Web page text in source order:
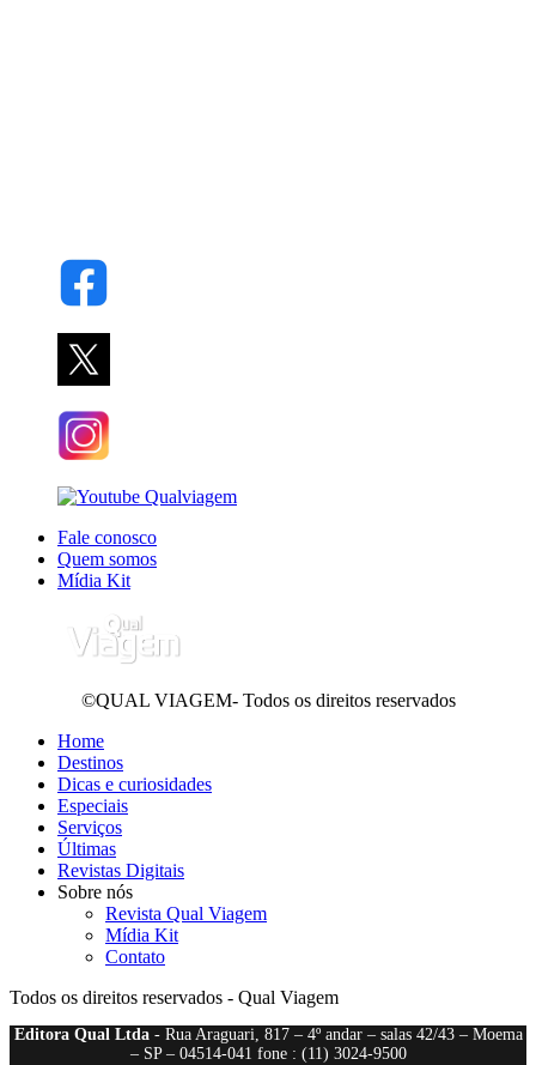
Fale conosco
Quem somos
Mídia Kit
©QUAL VIAGEM- Todos os direitos reservados
Home
Destinos
Dicas e curiosidades
Especiais
Serviços
Últimas
Revistas Digitais
Sobre nós
Revista Qual Viagem
Mídia Kit
Contato
Todos os direitos reservados - Qual Viagem
Editora Qual Ltda- Rua Araguari, 817 – 4º andar – salas 42/43 – Moema
– SP – 04514-041 fone : (11) 3024-9500